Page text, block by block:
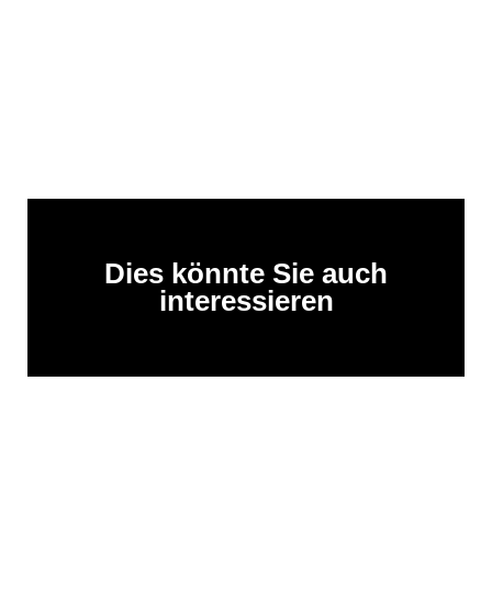
Dies könnte Sie auch
interessieren